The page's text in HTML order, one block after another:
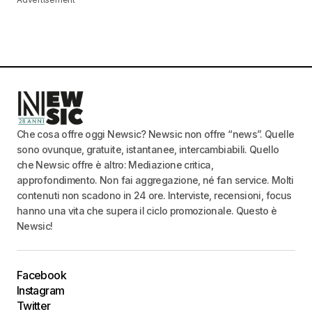
Che cosa offre oggi Newsic? Newsic non offre “news”. Quelle
sono ovunque, gratuite, istantanee, intercambiabili. Quello
che Newsic offre è altro: Mediazione critica,
approfondimento. Non fai aggregazione, né fan service. Molti
contenuti non scadono in 24 ore. Interviste, recensioni, focus
hanno una vita che supera il ciclo promozionale. Questo è
Newsic!
Facebook
Instagram
Twitter